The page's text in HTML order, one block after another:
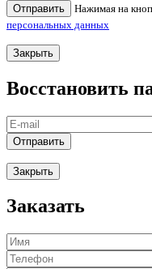
Отправить Нажимая на
персональных данных
Закрыть
Восстановить
Отправить
Закрыть
Заказать